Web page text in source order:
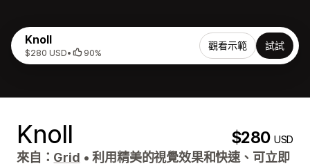
Knoll
$280 USD• 90%
觀看示範 試試
Knoll $280USD
來自： Grid • 利用精美的視覺效果和快速、可立即